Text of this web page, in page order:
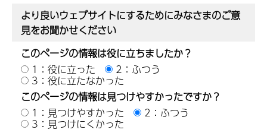
より良いウェブサイトにするためにみなさまのご意
見をお聞かせください
このページの情報は役に立ちましたか？
1：役に立った
2：ふつう
3：役に立たなかった
このページの情報は見つけやすかったですか？
1：見つけやすかった
2：ふつう
3：見つけにくかった